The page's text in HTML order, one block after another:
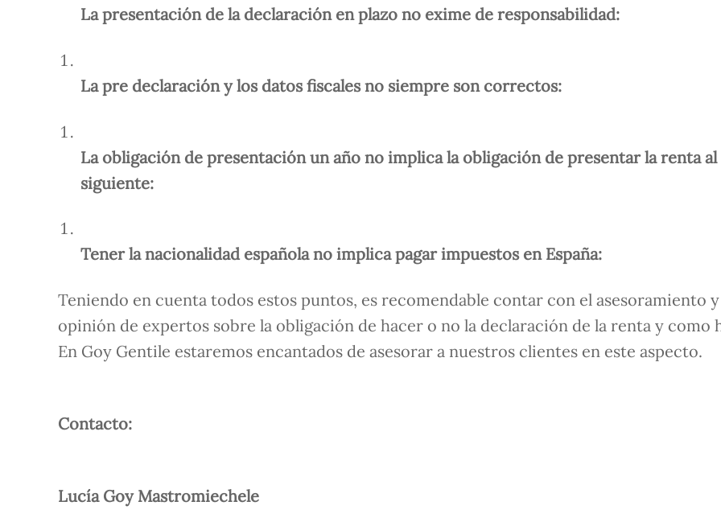
La presentación de la declaración en plazo no exime de responsabilidad:
La pre declaración y los datos fiscales no siempre son correctos:
La obligación de presentación un año no implica la obligación de presentar la renta al
siguiente:
Tener la nacionalidad española no implica pagar impuestos en España:
Teniendo en cuenta todos estos puntos, es recomendable contar con el asesoramiento y
opinión de expertos sobre la obligación de hacer o no la declaración de la renta y como
En Goy Gentile estaremos encantados de asesorar a nuestros clientes en este aspecto.
Contacto:
Lucía Goy Mastromiechele